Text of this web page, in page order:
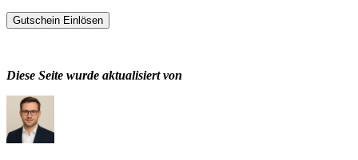
Gutschein Einlösen
Diese Seite wurde aktualisiert von